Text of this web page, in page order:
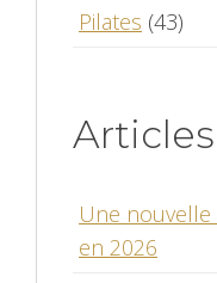
Pilates (43)
Une
en 2026